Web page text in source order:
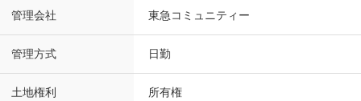
管理会社 東急コミュニティー
管理方式 日勤
土地権利 所有権